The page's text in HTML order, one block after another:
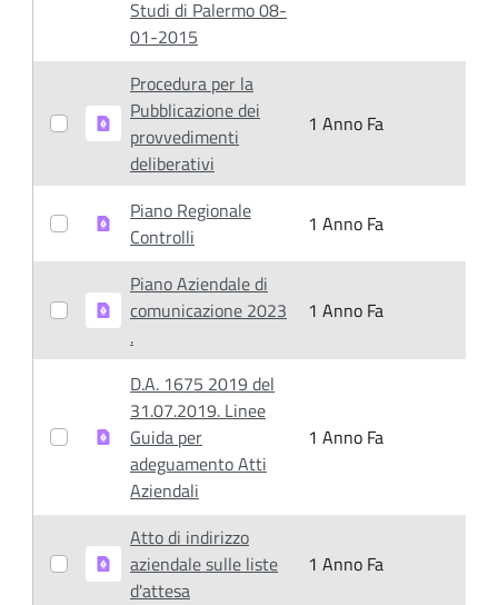
Studi di Palermo 08-
01-2015
Procedura per la
Pubblicazione dei
provvedimenti
deliberativi
1 Anno Fa
Piano Regionale
Controlli
1 Anno Fa
Piano Aziendale di
comunicazione 2023
.
1 Anno Fa
D.A. 1675 2019 del
31.07.2019. Linee
Guida per
adeguamento Atti
Aziendali
1 Anno Fa
Atto di indirizzo
aziendale sulle liste
d'attesa
1 Anno Fa